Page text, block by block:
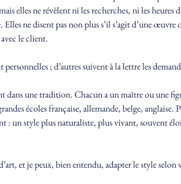
elles ne révèlent ni les recherches, ni les heures
ne disent pas non plus s’il s’agit d’une œuvre
le client.
; d’autres suivent à la lettre les
dans une tradition. Chacun a un maître ou une
écoles française, allemande, belge, anglaise.
: un style plus naturaliste, plus vivant, souvent
et je peux, bien entendu, adapter le style selon